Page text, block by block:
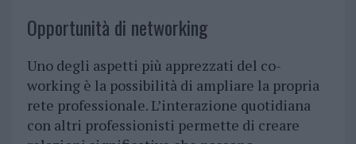
Opportunità di networking
Uno degli aspetti più apprezzati del co-
working è la possibilità di ampliare la propria
rete professionale. L’interazione quotidiana
con altri professionisti permette di creare